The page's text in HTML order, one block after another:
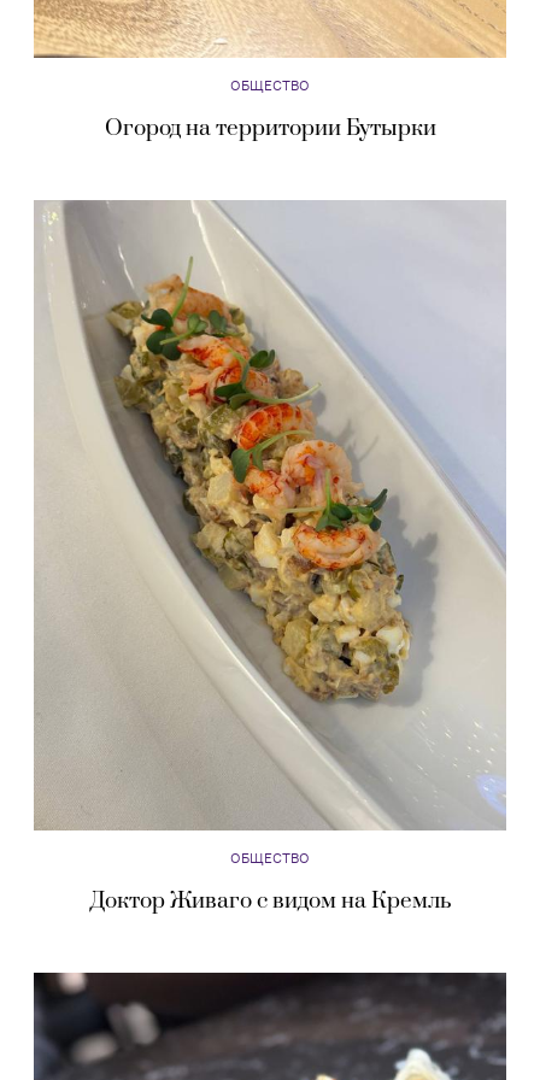
ОБЩЕСТВО
Огород на территории Бутырки
ОБЩЕСТВО
Доктор Живаго с видом на Кремль